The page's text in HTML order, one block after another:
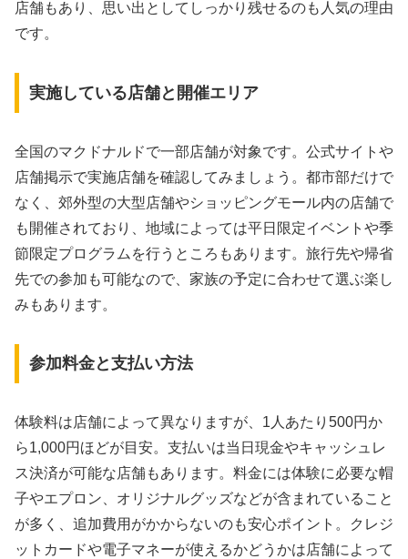
店舗もあり、思い出としてしっかり残せるのも人気の理由
です。
実施している店舗と開催エリア
全国のマクドナルドで一部店舗が対象です。公式サイトや
店舗掲示で実施店舗を確認してみましょう。都市部だけで
なく、郊外型の大型店舗やショッピングモール内の店舗で
も開催されており、地域によっては平日限定イベントや季
節限定プログラムを行うところもあります。旅行先や帰省
先での参加も可能なので、家族の予定に合わせて選ぶ楽し
みもあります。
参加料金と支払い方法
体験料は店舗によって異なりますが、1人あたり500円か
ら1,000円ほどが目安。支払いは当日現金やキャッシュレ
ス決済が可能な店舗もあります。料金には体験に必要な帽
子やエプロン、オリジナルグッズなどが含まれていること
が多く、追加費用がかからないのも安心ポイント。クレジ
ットカードや電子マネーが使えるかどうかは店舗によって